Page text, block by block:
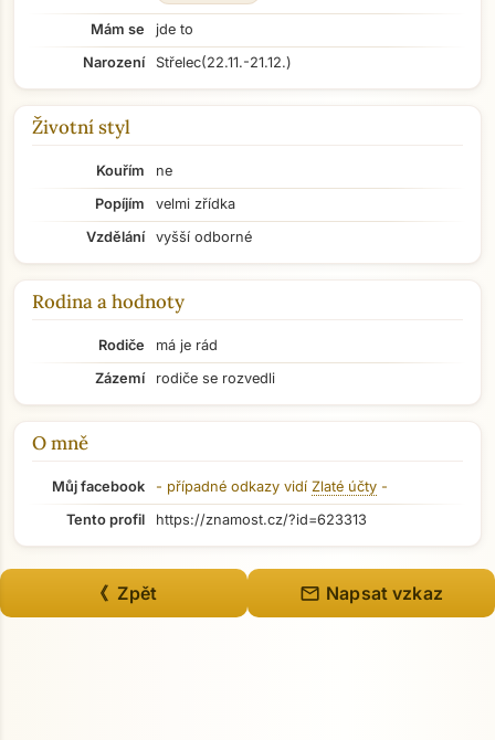
Mám se
jde to
Narození
Střelec(22.11.-21.12.)
Životní styl
Kouřím
ne
Popíjím
velmi zřídka
Vzdělání
vyšší odborné
Rodina a hodnoty
Rodiče
má je rád
Zázemí
rodiče se rozvedli
O mně
Můj facebook - případné odkazy vidí Zlaté účty -
Tento profil
https://znamost.cz/?id=623313
《 Zpět mail Napsat vzkaz